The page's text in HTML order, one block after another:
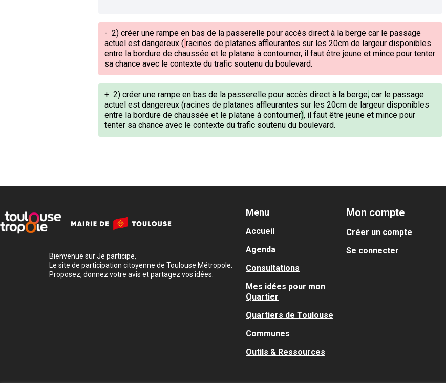
- 2) créer une rampe en bas de la passerelle pour accès direct à la berge car le passage
actuel est dangereux ( racines de platanes affleurantes sur les 20cm de largeur disponibles
entre la bordure de chaussée et le platane à contourner, il faut être jeune et mince pour tenter
sa chance avec le contexte du trafic soutenu du boulevard.
+ 2) créer une rampe en bas de la passerelle pour accès direct à la berge, car le passage
actuel est dangereux (racines de platanes affleurantes sur les 20cm de largeur disponibles
entre la bordure de chaussée et le platane à contourner), il faut être jeune et mince pour
tenter sa chance avec le contexte du trafic soutenu du boulevard.
Bienvenue sur Je participe,
Le site de participation citoyenne de Toulouse Métropole.
Proposez, donnez votre avis et partagez vos idées.
Menu
Accueil
Agenda
Consultations
Mes idées pour mon
Quartier
Quartiers de Toulouse
Communes
Outils & Ressources
Mon compte
Créer un compte
Se connecter